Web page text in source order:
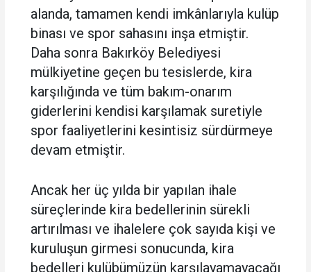
alanda, tamamen kendi imkânlarıyla kulüp
binası ve spor sahasını inşa etmiştir.
Daha sonra Bakırköy Belediyesi
mülkiyetine geçen bu tesislerde, kira
karşılığında ve tüm bakım-onarım
giderlerini kendisi karşılamak suretiyle
spor faaliyetlerini kesintisiz sürdürmeye
devam etmiştir.
Ancak her üç yılda bir yapılan ihale
süreçlerinde kira bedellerinin sürekli
artırılması ve ihalelere çok sayıda kişi ve
kuruluşun girmesi sonucunda, kira
bedelleri kulübümüzün karşılayamayacağı